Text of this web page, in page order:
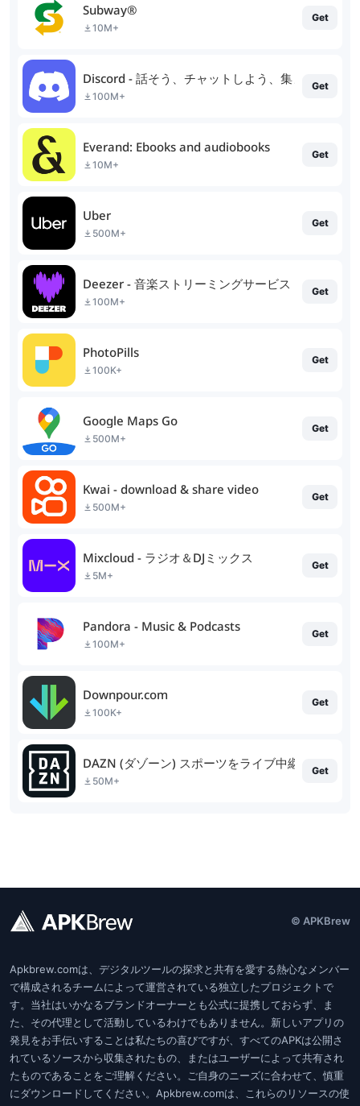
Subway®
10M+
Get
Discord - 話そう、チャットしよう、集まろう
100M+
Get
Everand: Ebooks and audiobooks
10M+
Get
Uber
500M+
Get
Deezer - 音楽ストリーミングサービス
100M+
Get
PhotoPills
100K+
Get
Google Maps Go
500M+
Get
Kwai - download & share video
500M+
Get
Mixcloud - ラジオ＆DJミックス
5M+
Get
Pandora - Music & Podcasts
100M+
Get
Downpour.com
100K+
Get
DAZN (ダゾーン) スポーツをライブ中継
50M+
Get
© APKBrew
Apkbrew.comは、デジタルツールの探求と共有を愛する熱心なメンバー
で構成されるチームによって運営されている独立したプロジェクトで
す。当社はいかなるブランドオーナーとも公式に提携しておらず、ま
た、その代理として活動しているわけでもありません。新しいアプリの
発見をお手伝いすることは私たちの喜びですが、すべてのAPKは公開さ
れているソースから収集されたもの、またはユーザーによって共有され
たものであることをご理解ください。ご自身のニーズに合わせて、慎重
にダウンロードしてください。Apkbrew.comは、これらのリソースの使